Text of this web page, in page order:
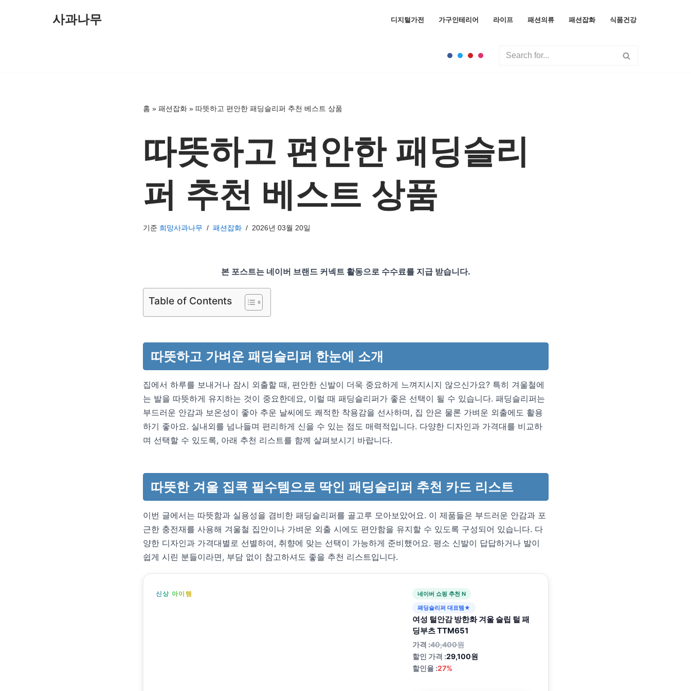
사과나무 디지털가전 가구인테리어 라이프 패션의류 패션잡화 식품건강
홈 » 패션잡화» 따뜻하고 편안한 패딩슬리퍼 추천 베스트 상품
따뜻하고 편안한 패딩슬리
퍼 추천 베스트 상품
기준 희망사과나무 패션잡화 2026년 03월 20일
본 포스트는 네이버 브랜드 커넥트 활동으로 수수료를 지급 받습니다.
Table of Contents
따뜻하고 가벼운 패딩슬리퍼 한눈에 소개
집에서 하루를 보내거나 잠시 외출할 때, 편안한 신발이 더욱 중요하게 느껴지시지 않으신가요? 특히 겨울철에
는 발을 따뜻하게 유지하는 것이 중요한데요, 이럴 때 패딩슬리퍼가 좋은 선택이 될 수 있습니다. 패딩슬리퍼는
부드러운 안감과 보온성이 좋아 추운 날씨에도 쾌적한 착용감을 선사하며, 집 안은 물론 가벼운 외출에도 활용
하기 좋아요. 실내외를 넘나들며 편리하게 신을 수 있는 점도 매력적입니다. 다양한 디자인과 가격대를 비교하
며 선택할 수 있도록, 아래 추천 리스트를 함께 살펴보시기 바랍니다.
따뜻한 겨울 집콕 필수템으로 딱인 패딩슬리퍼 추천 카드 리스트
이번 글에서는 따뜻함과 실용성을 겸비한 패딩슬리퍼를 골고루 모아보았어요. 이 제품들은 부드러운 안감과 포
근한 충전재를 사용해 겨울철 집안이나 가벼운 외출 시에도 편안함을 유지할 수 있도록 구성되어 있습니다. 다
양한 디자인과 가격대별로 선별하여, 취향에 맞는 선택이 가능하게 준비했어요. 평소 신발이 답답하거나 발이
쉽게 시린 분들이라면, 부담 없이 참고하셔도 좋을 추천 리스트입니다.
신상 아이템
네이버 쇼핑 추천 N
패딩슬리퍼 대표템★
여성 털안감 방한화 겨울 슬립 털 패
딩부츠 TTM651
가격 :40,400원
할인 가격 :29,100원
할인율 :27%